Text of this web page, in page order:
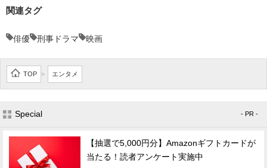
関連タグ
俳優 刑事ドラマ 映画
TOP > エンタメ
Special - PR -
【抽選で5,000円分】Amazonギフトカードが
当たる！読者アンケート実施中